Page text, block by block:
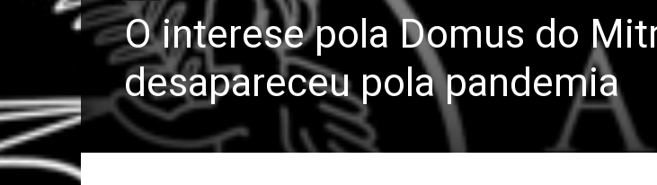
O interese pola Domus do
desapareceu pola pandemia